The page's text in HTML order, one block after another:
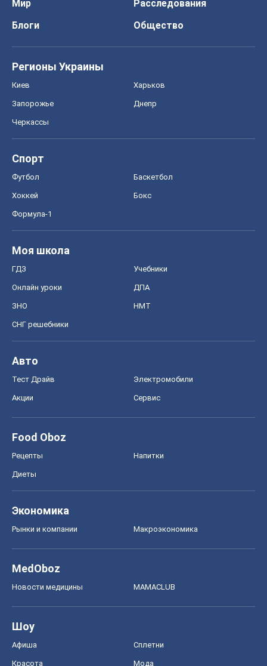
Мир
Расследования
Блоги
Общество
Регионы Украины
Киев Харьков
Запорожье Днепр
Черкассы
Спорт
Футбол Баскетбол
Хоккей Бокс
Формула-1
Моя школа
ГДЗ Учебники
Онлайн уроки ДПА
ЗНО НМТ
СНГ решебники
Авто
Тест Драйв Электромобили
Акции Сервис
Food Oboz
Рецепты Напитки
Диеты
Экономика
Рынки и компании Mакроэкономика
MedOboz
Новости медицины MAMACLUB
Шоу
Афиша Сплетни
Красота Мода